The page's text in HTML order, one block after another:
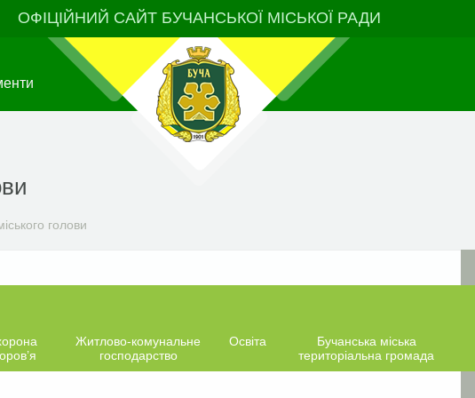
ОФІЦІЙНИЙ САЙТ БУЧАНСЬКОЇ МІСЬКОЇ РАДИ
голови
Житлово-комунальне
господарство
Освіта
Бучанська міська
територіальна громада